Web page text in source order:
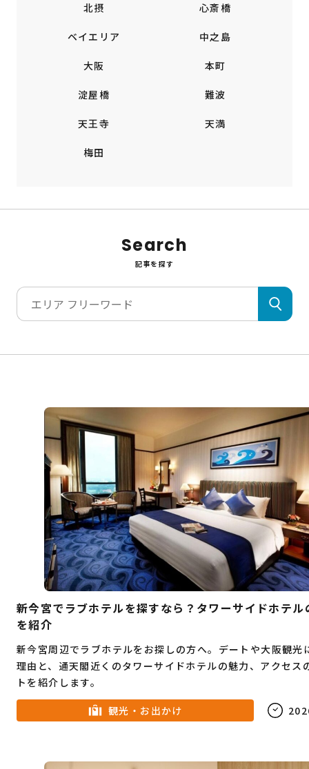
北摂 心斎橋
ベイエリア 中之島
大阪 本町
淀屋橋 難波
天王寺 天満
梅田
Search
記事を探す
新今宮でラブホテルを探すなら？タワーサイドホテル
を紹介
新今宮周辺でラブホテルをお探しの方へ。デートや大阪観光
理由と、通天閣近くのタワーサイドホテルの魅力、アクセス
トを紹介します。
観光・お出かけ